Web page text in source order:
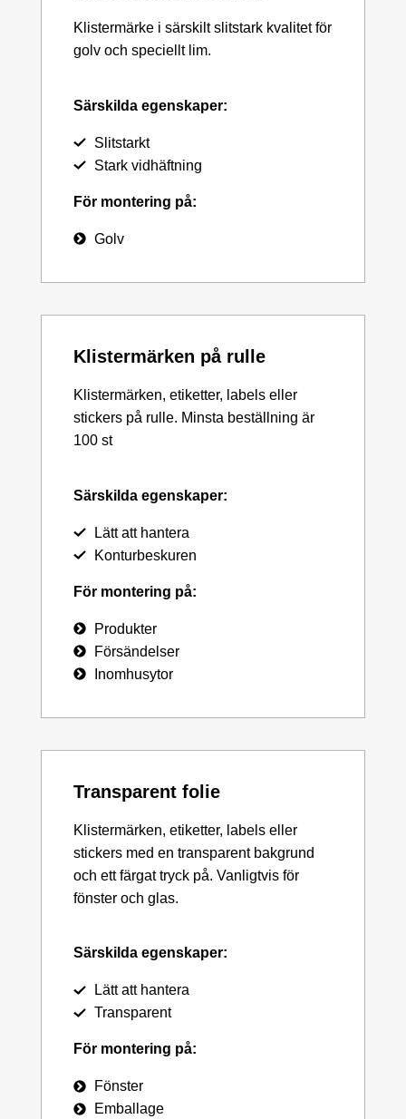
Klistermärke i särskilt slitstark kvalitet för
golv och speciellt lim.
Särskilda egenskaper:
Slitstarkt
Stark vidhäftning
För montering på:
Golv
Klistermärken på rulle
Klistermärken, etiketter, labels eller
stickers på rulle. Minsta beställning är
100 st
Särskilda egenskaper:
Lätt att hantera
Konturbeskuren
För montering på:
Produkter
Försändelser
Inomhusytor
Transparent folie
Klistermärken, etiketter, labels eller
stickers med en transparent bakgrund
och ett färgat tryck på. Vanligtvis för
fönster och glas.
Särskilda egenskaper:
Lätt att hantera
Transparent
För montering på:
Fönster
Emballage